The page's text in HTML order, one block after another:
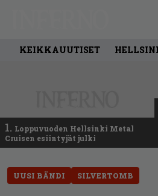
KEIKKAUUTISET
1. Loppuvuoden Hellsinki Metal
Cruisen esiintyjät julki
UUSI BÄNDI SILVERTOMB